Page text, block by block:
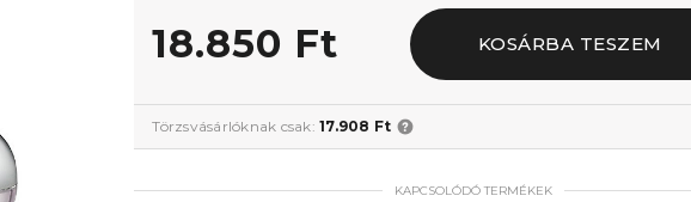
18.850 Ft KOSÁRBA TESZEM
Törzsvásárlóknak csak:17.908 Ft
KAPCSOLÓDÓ TERMÉKEK